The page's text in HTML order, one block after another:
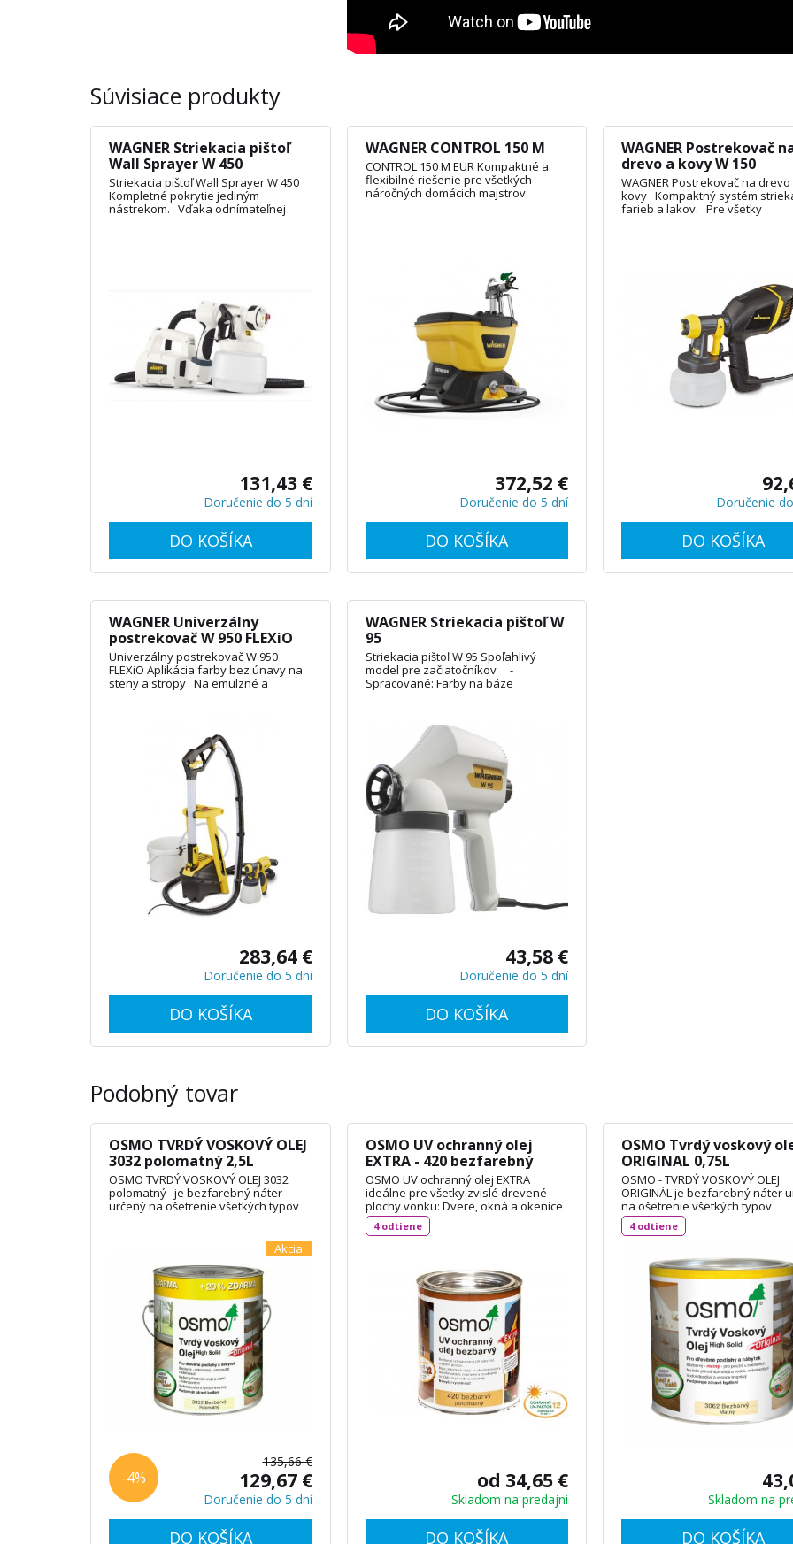
Súvisiace produkty
WAGNER Striekacia pištoľ
Wall Sprayer W 450
Striekacia pištoľ Wall Sprayer W 450
Kompletné pokrytie jediným
nástrekom. Vďaka odnímateľnej
131,43 €
Doručenie do 5 dní
DO KOŠÍKA
WAGNER CONTROL 150 M
CONTROL 150 M EUR Kompaktné a
flexibilné riešenie pre všetkých
náročných domácich majstrov.
372,52 €
Doručenie do 5 dní
DO KOŠÍKA
WAGNER Postrekovač
drevo a kovy W 150
WAGNER Postrekovač na drevo
kovy Kompaktný systém
farieb a lakov. Pre všetky
Doručenie
DO KOŠÍKA
WAGNER Univerzálny
postrekovač W 950 FLEXiO
Univerzálny postrekovač W 950
FLEXiO Aplikácia farby bez únavy na
steny a stropy Na emulzné a
farby, laky, prostriedky na ochranu
dreva, oleje a oveľa viac Pre stredné
až veľmi veľké projekty
283,64 €
Doručenie do 5 dní
DO KOŠÍKA
WAGNER Striekacia pištoľ W
95
Striekacia pištoľ W 95 Spoľahlivý
model pre začiatočníkov -
Spracované: Farby na báze
prostriedky na ochranu dreva,
nízkoviskózne oleje, lazúry - Presná
regulácia množstva - Ľahko sa čistí -
demontovateľné čerpadlo
43,58 €
Doručenie do 5 dní
DO KOŠÍKA
Podobný tovar
OSMO TVRDÝ VOSKOVÝ OLEJ
3032 polomatný 2,5L
OSMO TVRDÝ VOSKOVÝ OLEJ 3032
polomatný je bezfarebný náter
určený na ošetrenie všetkých typov
oderuodolný a vytvára na dotyk
príjemný povrch. Je vyrobený na báze
prírodných rastlinných olejov,
nepraská a neolupuje sa. Spotreba:
3L / 72m² TECHNICKÝ LIST
Akcia
135,66 €
-4% 129,67 €
Doručenie do 5 dní
DO KOŠÍKA
OSMO UV ochranný olej
EXTRA - 420 bezfarebný
polomatný 0,75L
OSMO UV ochranný olej EXTRA
ideálne pre všetky zvislé drevené
plochy vonku: Dvere, okná a okenice
(rozmerovo stále stavebné diely),
prístrešky pre autá, drevené fasády,
stavebné diely ). Spotreba: cca 55 ml
/ m² TECHNICKÝ LIST
4 odtiene
od 34,65 €
Skladom na predajni
DO KOŠÍKA
OSMO Tvrdý voskový
ORIGINAL 0,75L
OSMO - TVRDÝ VOSKOVÝ OLEJ
ORIGINÁL je bezfarebný náter
na ošetrenie všetkých typov
drevených podláh, dosiek OSB
DIN 18356 a nábytku. Je vhodný
priľnavosti aj na neglazúrované
dlaždice. Spotreba: 1L / 24 m²
TECHNICKÝ LIST
4 odtiene
Skladom na
DO KOŠÍKA